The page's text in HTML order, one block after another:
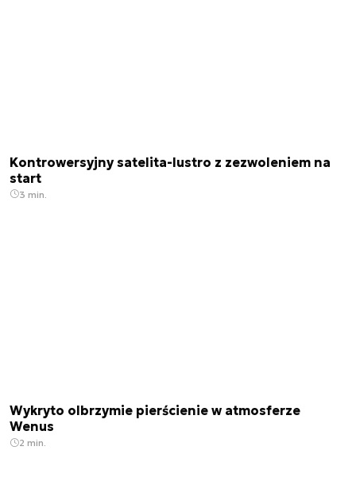
Kontrowersyjny satelita-lustro z zezwoleniem na
start
3 min.
Wykryto olbrzymie pierścienie w atmosferze
Wenus
2 min.